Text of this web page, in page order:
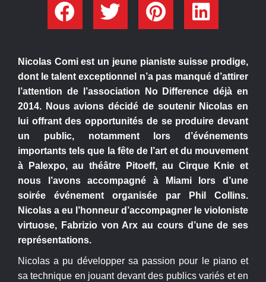
Nicolas Comi est un jeune pianiste suisse prodige,
dont le talent exceptionnel n’a pas manqué d’attirer
l’attention de l’association No Difference déjà en
2014. Nous avions décidé de soutenir Nicolas en
lui offrant des opportunités de se produire devant
un public, notamment lors d’événements
importants tels que la fête de l’art et du mouvement
à Palexpo, au théâtre Pitoeff, au Cirque Knie et
nous l’avons accompagné à Miami lors d’une
soirée événement organisée par Phil Collins.
Nicolas a eu l’honneur d’accompagner le violoniste
virtuose, Fabrizio von Arx au cours d’une de ses
représentations.
Nicolas a pu développer sa passion pour le piano et
sa technique en jouant devant des publics variés et en